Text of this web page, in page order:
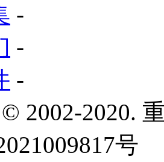
-
-
-
2002-2020.
号